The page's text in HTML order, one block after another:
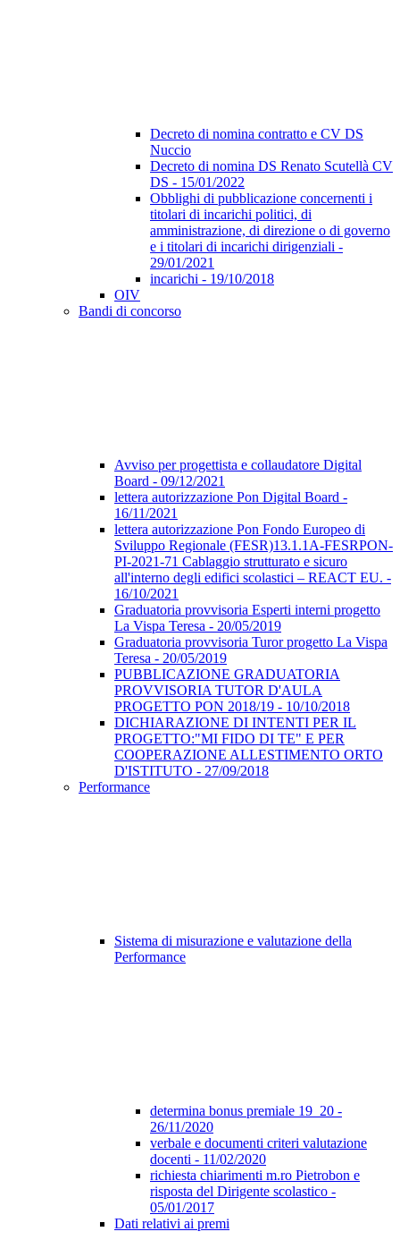
Decreto di nomina contratto e CV DS
Nuccio
Decreto di nomina DS Renato Scutellà CV
DS - 15/01/2022
Obblighi di pubblicazione concernenti i
titolari di incarichi politici, di
amministrazione, di direzione o di governo
e i titolari di incarichi dirigenziali -
29/01/2021
incarichi - 19/10/2018
OIV
Bandi di concorso
Avviso per progettista e collaudatore Digital
Board - 09/12/2021
lettera autorizzazione Pon Digital Board -
16/11/2021
lettera autorizzazione Pon Fondo Europeo di
Sviluppo Regionale (FESR)13.1.1A-FESRPON-
PI-2021-71 Cablaggio strutturato e sicuro
all'interno degli edifici scolastici – REACT EU. -
16/10/2021
Graduatoria provvisoria Esperti interni progetto
La Vispa Teresa - 20/05/2019
Graduatoria provvisoria Turor progetto La Vispa
Teresa - 20/05/2019
PUBBLICAZIONE GRADUATORIA
PROVVISORIA TUTOR D'AULA
PROGETTO PON 2018/19 - 10/10/2018
DICHIARAZIONE DI INTENTI PER IL
PROGETTO:"MI FIDO DI TE" E PER
COOPERAZIONE ALLESTIMENTO ORTO
D'ISTITUTO - 27/09/2018
Performance
Sistema di misurazione e valutazione della
Performance
determina bonus premiale 19_20 -
26/11/2020
verbale e documenti criteri valutazione
docenti - 11/02/2020
richiesta chiarimenti m.ro Pietrobon e
risposta del Dirigente scolastico -
05/01/2017
Dati relativi ai premi